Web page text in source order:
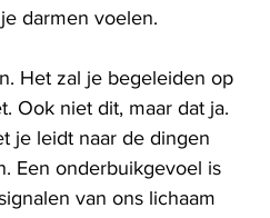
darmen voelen.
Het zal je begeleiden op
Ook niet dit, maar dat ja.
je leidt naar de dingen
Een onderbuikgevoel is
van ons lichaam